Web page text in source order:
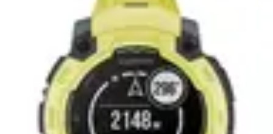
Stratégies et Techniques TendancesTechniques de
Techniques et Entraînement
Le Monde du Padel